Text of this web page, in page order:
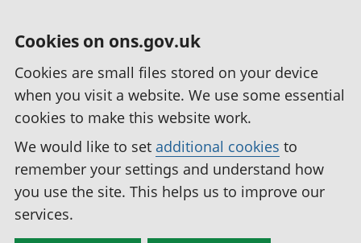
Cookies on ons.gov.uk
Cookies are small files stored on your device
when you visit a website. We use some essential
cookies to make this website work.
We would like to set additional cookies to
remember your settings and understand how
you use the site. This helps us to improve our
services.